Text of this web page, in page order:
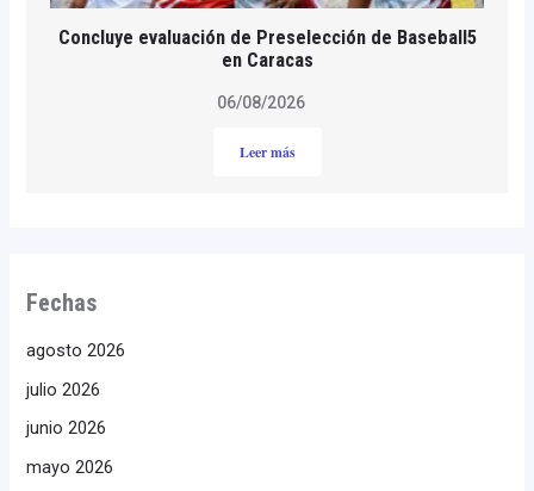
Concluye evaluación de Preselección de Baseball5
en Caracas
06/08/2026
Leer más
Fechas
agosto 2026
julio 2026
junio 2026
mayo 2026